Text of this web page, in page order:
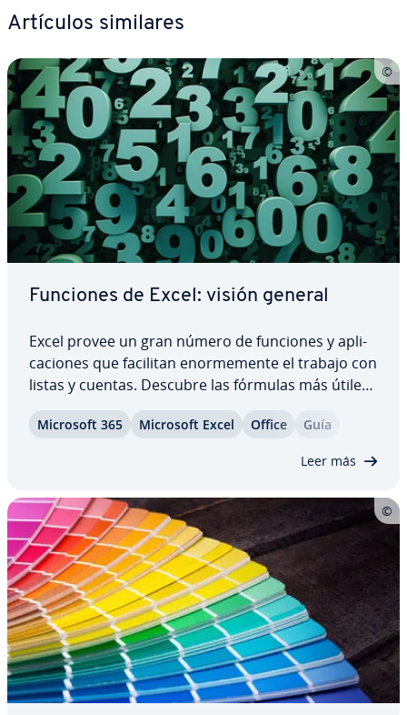
Artículos similares
Funciones de Excel: visión general
Excel provee un gran número de funciones y apli­
ca­cio­nes que facilitan eno­r­me­me­n­te el trabajo con
listas y cuentas. Descubre las fórmulas más útiles
para co­n­ve­r­ti­r­te en un experto en el programa de
Microsoft y optimiza el tiempo que empleas en
Microsoft 365 Microsoft Excel Office Guía
Leer más